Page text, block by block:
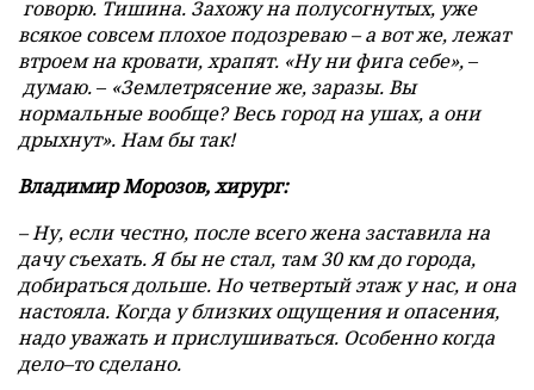
говорю. Тишина. Захожу на полусогнутых, уже
всякое совсем плохое подозреваю – а вот же, лежат
втроем на кровати, храпят. «Ну ни фига себе»,–
думаю.– «Землетрясение же, заразы. Вы
нормальные вообще? Весь город на ушах, а они
дрыхнут». Нам бы так!
Владимир Морозов, хирург:
– Ну, если честно, после всего жена заставила на
дачу съехать. Я бы не стал, там 30 км до города,
добираться дольше. Но четвертый этаж у нас, и она
настояла. Когда у близких ощущения и опасения,
надо уважать и прислушиваться. Особенно когда
дело–то сделано.